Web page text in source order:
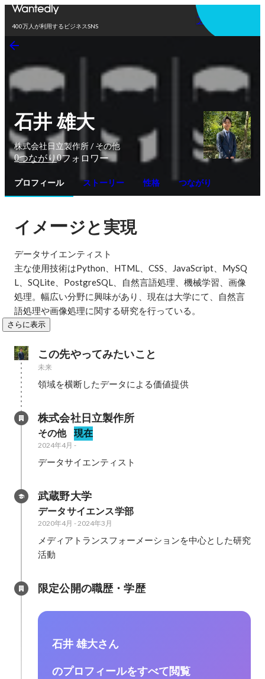
400万人が利用するビジネスSNS
アプリを使う
石井 雄大
株式会社日立製作所 / その他
0つながり0フォロワー
プロフィール ストーリー 性格 つながり
イメージと実現
データサイエンティスト
主な使用技術はPython、HTML、CSS、JavaScript、MySQ
L、SQLite、PostgreSQL、自然言語処理、機械学習、画像
処理。幅広い分野に興味があり、現在は大学にて、自然言
語処理や画像処理に関する研究を行っている。
さらに表示
この先やってみたいこと
未来
領域を横断したデータによる価値提供
株式会社日立製作所
その他 現在
2024年4月 -
データサイエンティスト
武蔵野大学
データサイエンス学部
2020年4月 -2024年3月
メディアトランスフォーメーションを中心とした研究
活動
限定公開の職歴・学歴
石井 雄大さん
のプロフィールをすべて閲覧